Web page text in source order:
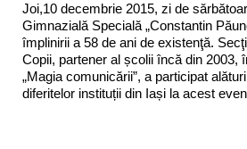
Joi,10 decembrie 2015, zi de
Gimnazială Specială „Constantin
împlinirii a 58 de ani de existenţă.
Copii, partener al școlii încă din 2003,
„Magia comunicării”, a participat
diferitelor instituții din Iași la acest